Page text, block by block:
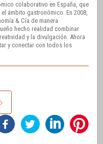
colaborativo en España, que
ámbito gastronómico. En 2008,
& Cía de manera
hecho realidad combinar
y la divulgación. Ahora
y conectar con todos los